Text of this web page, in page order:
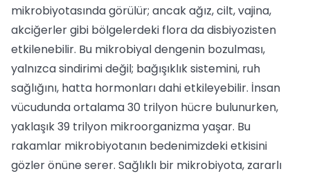
mikrobiyotasında görülür; ancak ağız, cilt, vajina,
akciğerler gibi bölgelerdeki flora da disbiyozisten
etkilenebilir. Bu mikrobiyal dengenin bozulması,
yalnızca sindirimi değil; bağışıklık sistemini, ruh
sağlığını, hatta hormonları dahi etkileyebilir. İnsan
vücudunda ortalama 30 trilyon hücre bulunurken,
yaklaşık 39 trilyon mikroorganizma yaşar. Bu
rakamlar mikrobiyotanın bedenimizdeki etkisini
gözler önüne serer. Sağlıklı bir mikrobiyota, zararlı